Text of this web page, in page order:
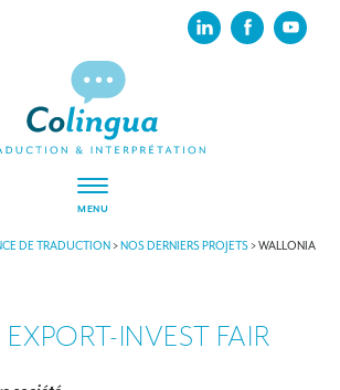
MENU
DE TRADUCTION>NOS DERNIERS PROJETS>WALLONIA
INVEST FAIR